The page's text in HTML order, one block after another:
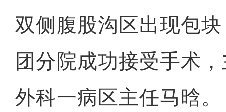
双侧腹股沟区出现包
团分院成功接受手术
外科一病区主任马晗。